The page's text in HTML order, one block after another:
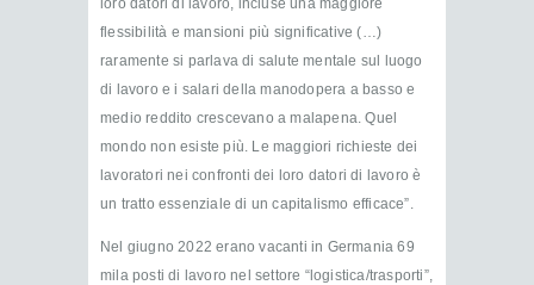
loro datori di lavoro, incluse una maggiore
flessibilità e mansioni più significative (…)
raramente si parlava di salute mentale sul luogo
di lavoro e i salari della manodopera a basso e
medio reddito crescevano a malapena. Quel
mondo non esiste più. Le maggiori richieste dei
lavoratori nei confronti dei loro datori di lavoro è
un tratto essenziale di un capitalismo efficace”.
Nel giugno 2022 erano vacanti in Germania 69
mila posti di lavoro nel settore “logistica/trasporti”,